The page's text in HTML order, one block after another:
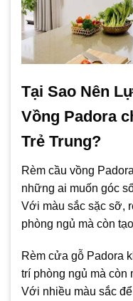
Tại Sao Nên
Vồng Padora
Trẻ Trung?
Rèm cầu vồng
những ai muốn góc
Với màu sắc sặc sỡ,
phòng ngủ mà còn
Rèm cửa gỗ Padora
trí phòng ngủ mà còn
Với nhiều màu sắc